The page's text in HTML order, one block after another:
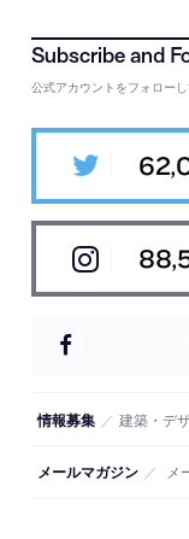
公式アカウントをフォロー
情報募集 ／ 建築・デ
メールマガジン ／ メ